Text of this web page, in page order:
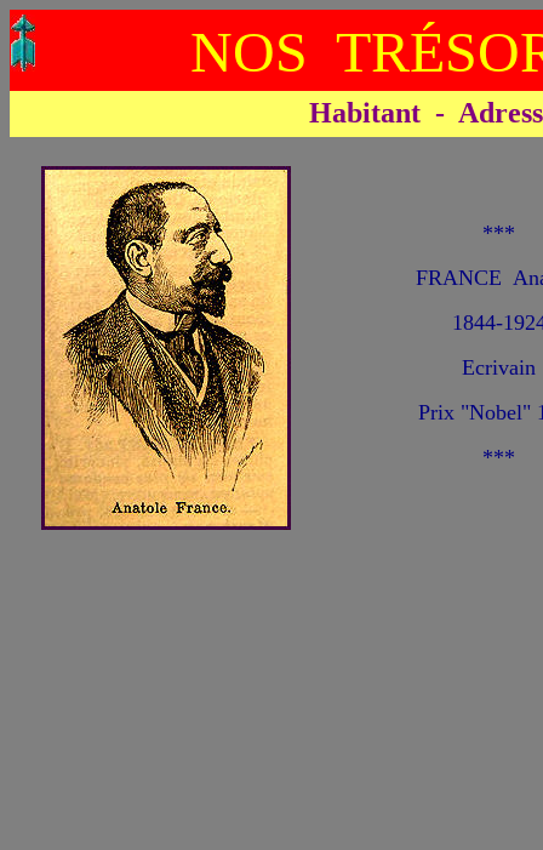
NOS
Habitant -
***
FRANCE
1844-
Ecrivain
Prix "Nobel"
***